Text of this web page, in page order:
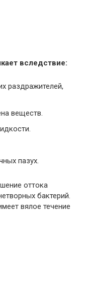
вследствие:
раздражителей,
веществ.
пазух.
оттока
бактерий.
вялое течение